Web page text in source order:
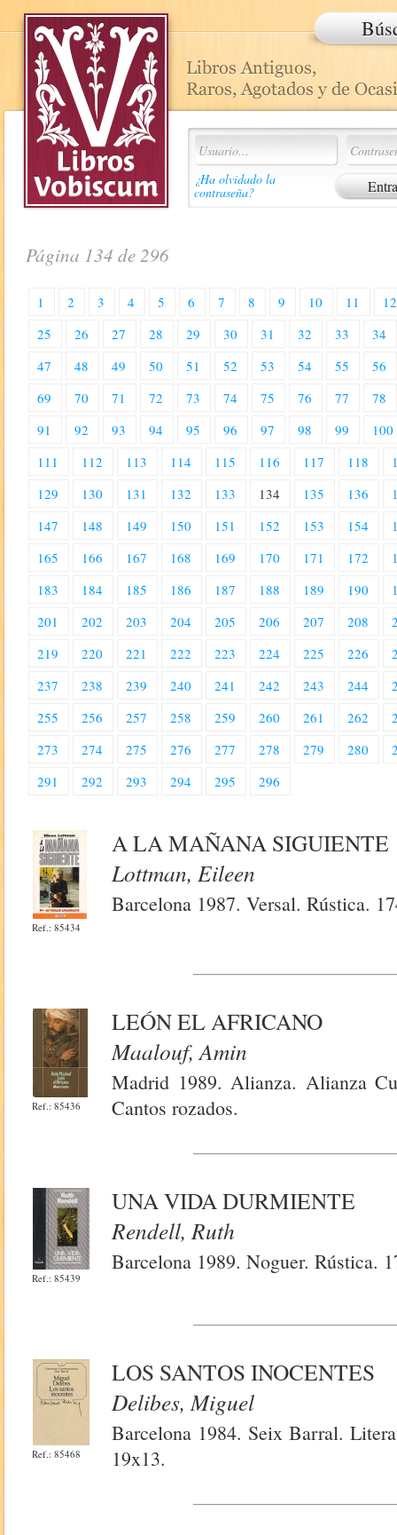
¿Ha olvidado la
contraseña?
Página 134 de 296
1 2 3 4 5 6 7 8 9 10 11
12
25
26 27 28 29 30 31 32 33
34
47
48 49 50 51 52 53 54 55
56
69
70 71 72 73 74 75 76 77
78
91
92 93 94 95 96 97 98 99
100
111
112 113 114 115 116 117 118
129
130 131 132 133 134 135 136
147
148 149 150 151 152 153 154
165
166 167 168 169 170 171 172
183
184 185 186 187 188 189 190
201
202 203 204 205 206 207 208
219
220 221 222 223 224 225 226
237
238 239 240 241 242 243 244
255
256 257 258 259 260 261 262
273
274 275 276 277 278 279 280
291
292 293 294 295 296
Ref.: 85434
A LA MAÑANA SIGUIENTE
Lottman, Eileen
Barcelona 1987. Versal. Rústica.
Ref.: 85436
LEÓN EL AFRICANO
Maalouf, Amin
Madrid 1989. Alianza. Alianza
Cantos rozados.
Ref.: 85439
UNA VIDA DURMIENTE
Rendell, Ruth
Barcelona 1989. Noguer. Rústica.
Ref.: 85468
LOS SANTOS INOCENTES
Delibes, Miguel
Barcelona 1984. Seix Barral.
19x13.